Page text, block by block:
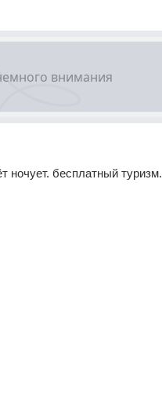
ночует. бесплатный туризм.